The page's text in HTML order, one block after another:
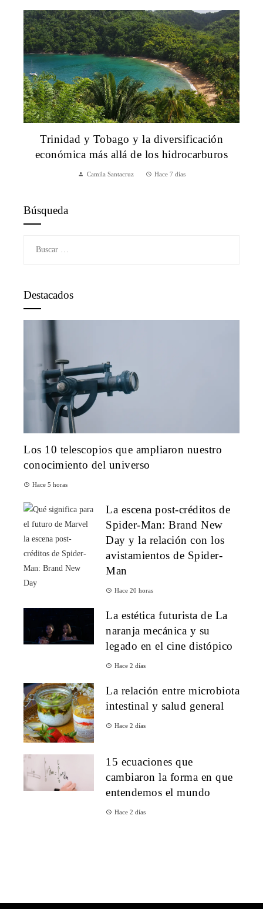
Trinidad y Tobago y la diversificación
económica más allá de los hidrocarburos
Camila Santacruz Hace 7 días
Búsqueda
Destacados
Los 10 telescopios que ampliaron nuestro
conocimiento del universo
Hace 5 horas
La escena post-créditos de
Spider-Man: Brand New
Day y la relación con los
avistamientos de Spider-
Man
Hace 20 horas
La estética futurista de La
naranja mecánica y su
legado en el cine distópico
Hace 2 días
La relación entre microbiota
intestinal y salud general
Hace 2 días
15 ecuaciones que
cambiaron la forma en que
entendemos el mundo
Hace 2 días